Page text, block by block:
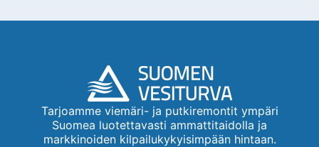
Tarjoamme viemäri- ja putkiremontit ympäri
Suomea luotettavasti ammattitaidolla ja
markkinoiden kilpailukykyisimpään hintaan.